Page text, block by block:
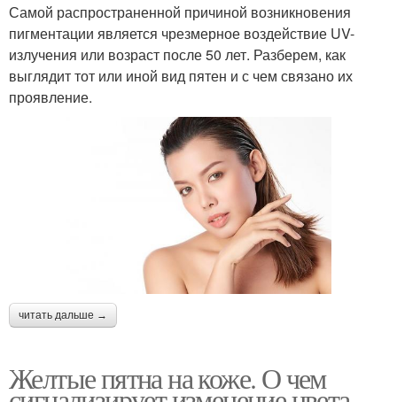
Самой распространенной причиной возникновения
пигментации является чрезмерное воздействие UV-
излучения или возраст после 50 лет. Разберем, как
выглядит тот или иной вид пятен и с чем связано их
проявление.
читать дальше →
Желтые пятна на коже. О чем